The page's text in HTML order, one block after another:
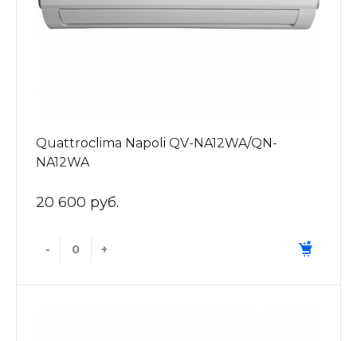
Quattroclima Napoli QV-NA12WA/QN-
NA12WA
20 600 руб.
- +